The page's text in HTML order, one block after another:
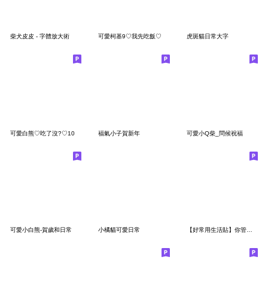
柴犬皮皮 - 字體放大術 可愛柯基9♡我先吃飯♡ 虎斑貓日常大字
可愛白熊♡吃了沒?♡10 福氣小子賀新年 可愛小Q柴_問候祝福
可愛小白熊-賀歲和日常 小橘貓可愛日常 【好常用生活貼】你管偶、傻眼的小芙貓！